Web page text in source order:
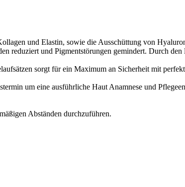
und Elastin, sowie die Ausschüttung von
reduziert und Pigmentstörungen gemindert. Durch
sorgt für ein Maximum an Sicherheit mit
um eine ausführliche Haut Anamnese und
Abständen durchzuführen.